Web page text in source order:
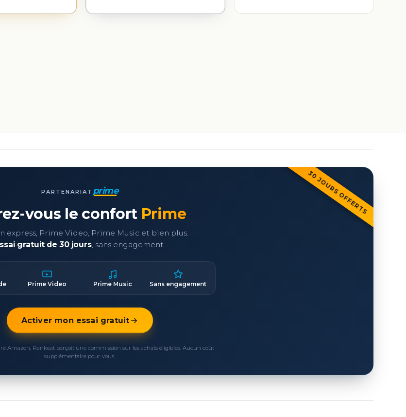
30 JOURS OFFERTS
PARTENARIAT prime
vous le confort Prime
express, Prime Video, Prime Music et bien plus.
gratuit de 30 jours, sans engagement.
Prime Video Prime Music Sans engagement
Activer mon essai gratuit
Amazon, Rankeat perçoit une commission sur les achats éligibles. Aucun coût
supplémentaire pour vous.